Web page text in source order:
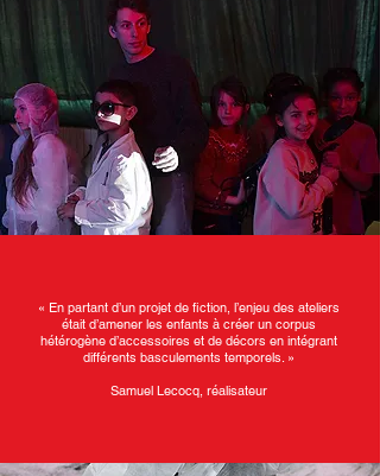
« En partant d’un projet de fiction, l’enjeu des ateliers
était d’amener les enfants à créer un corpus
hétérogène d’accessoires et de décors en intégrant
différents basculements temporels. »
Samuel Lecocq, réalisateur